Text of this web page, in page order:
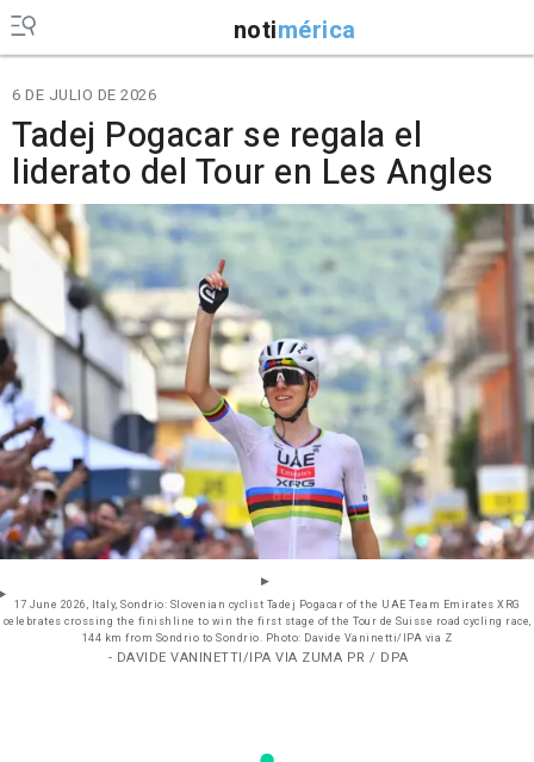
notimérica
6 DE JULIO DE 2026
Tadej Pogacar se regala el
liderato del Tour en Les Angles
17 June 2026, Italy, Sondrio: Slovenian cyclist Tadej Pogacar of the UAE Team Emirates XRG
celebrates crossing the finishline to win the first stage of the Tour de Suisse road cycling race,
144 km from Sondrio to Sondrio. Photo: Davide Vaninetti/IPA via Z
- DAVIDE VANINETTI/IPA VIA ZUMA PR / DPA